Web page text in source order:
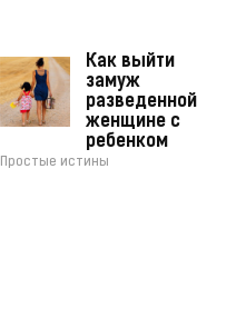
Как выйти
замуж
разведенной
женщине с
ребенком
Простые истины